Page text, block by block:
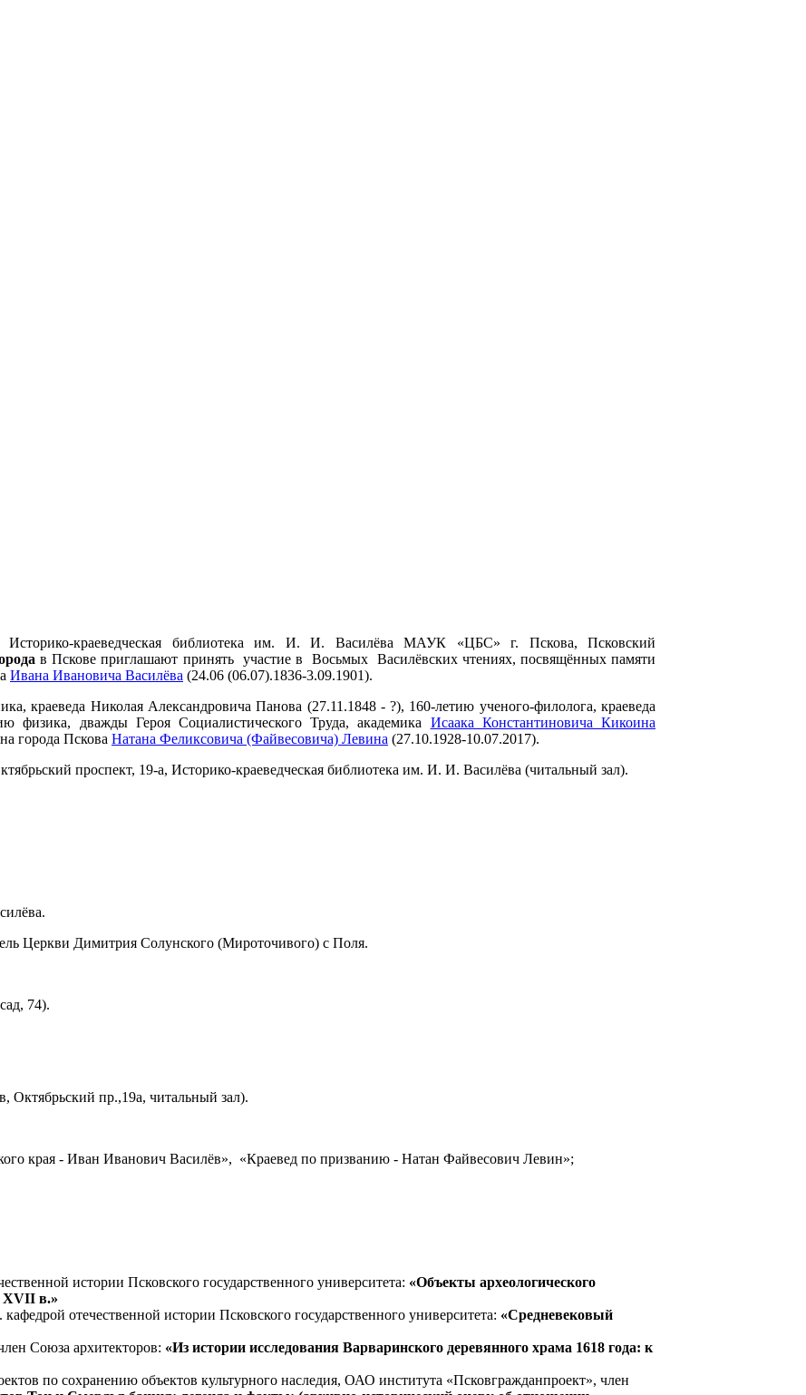
Историко-краеведческая библиотека им. И. И. Василёва МАУК «ЦБС» г. Пскова, Псковский
в Пскове приглашают принять участие в Восьмых Василёвских чтениях, посвящённых памяти
Ивана Ивановича Василёва (24.06 (06.07).1836-3.09.1901).
краеведа Николая Александровича Панова (27.11.1848 - ?), 160-летию ученого-филолога, краеведа
физика, дважды Героя Социалистического Труда, академика Исаака Константиновича Кикоина
города Пскова Натана Феликсовича (Файвесовича) Левина (27.10.1928-10.07.2017).
проспект, 19-а, Историко-краеведческая библиотека им. И. И. Василёва (читальный зал).
Церкви Димитрия Солунского (Мироточивого) с Поля.
74).
Октябрьский пр.,19а, читальный зал).
края - Иван Иванович Василёв», «Краевед по призванию - Натан Файвесович Левин»;
истории Псковского государственного университета: «Объекты археологического
XVII в.»
отечественной истории Псковского государственного университета: «Средневековый
Союза архитекторов: «Из истории исследования Варваринского деревянного храма 1618 года: к
по сохранению объектов культурного наследия, ОАО института «Псковгражданпроект», член